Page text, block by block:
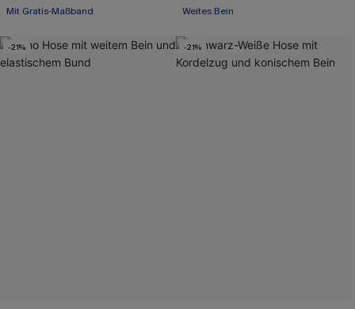
Mit Gratis-Maßband
Mit Gratis-Maßband
Weites Bein
-21% -21%